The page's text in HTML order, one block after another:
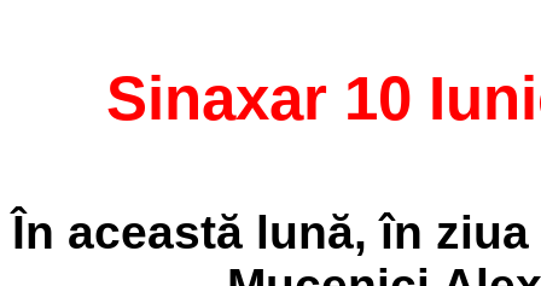
Sinaxar 10
În această lună, în